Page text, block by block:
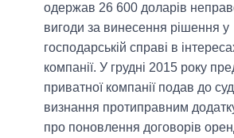
одержав 26 600 доларів
вигоди за винесення рішення у
господарській справі в
компанії. У грудні 2015 року
приватної компанії подав до
визнання протиправним
про поновлення договорів